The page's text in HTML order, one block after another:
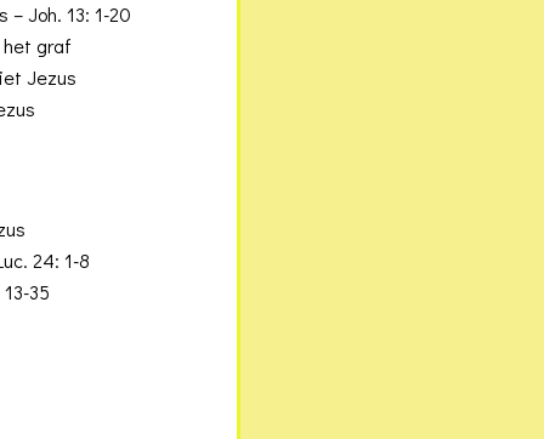
Joh. 13: 1-20
graf
Jezus
24: 1-8
35